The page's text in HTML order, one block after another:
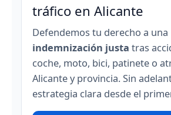
tráfico en Alicante
Defendemos tu derecho a una
indemnización justa tras
coche, moto, bici, patinete o
Alicante y provincia. Sin
estrategia clara desde el